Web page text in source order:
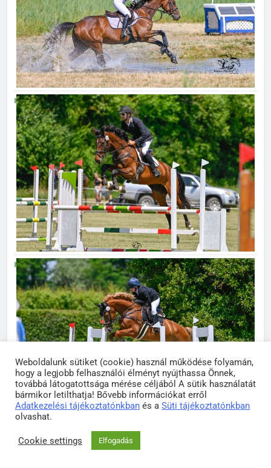
Weboldalunk sütiket (cookie) használ működése folyamán,
hogy a legjobb felhasználói élményt nyújthassa Önnek,
továbbá látogatottsága mérése céljából A sütik használatát
bármikor letilthatja! Bővebb információkat erről
Adatkezelési tájékoztatónkban és a Süti tájékoztatónkban
olvashat.
Cookie settings Elfogadás